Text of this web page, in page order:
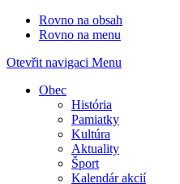
Rovno na obsah
Rovno na menu
Otevřit navigaci Menu
Obec
História
Pamiatky
Kultúra
Aktuality
Šport
Kalendár akcií